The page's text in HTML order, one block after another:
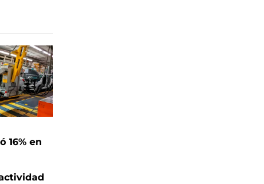
16% en